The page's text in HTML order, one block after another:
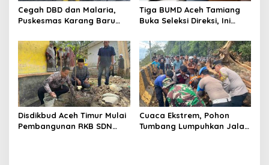
Cegah DBD dan Malaria,
Puskesmas Karang Baru
Tiga BUMD Aceh Tamiang
Buka Seleksi Direksi, Ini
Pendaftarannya
Disdikbud Aceh Timur Mulai
Pembangunan RKB SDN
Cuaca Ekstrem, Pohon
Tumbang Lumpuhkan Jalan